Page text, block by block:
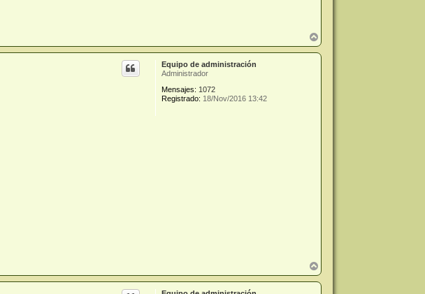
r
r
Equipo de administración
Administrador
Mensajes: 1072
Registrado: 18/Nov/2016 13:42
r
r